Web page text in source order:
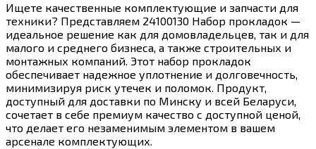
Ищете качественные комплектующие и запчасти для
техники? Представляем 24100130 Набор прокладок —
идеальное решение как для домовладельцев, так и для
малого и среднего бизнеса, а также строительных и
монтажных компаний. Этот набор прокладок
обеспечивает надежное уплотнение и долговечность,
минимизируя риск утечек и поломок. Продукт,
доступный для доставки по Минску и всей Беларуси,
сочетает в себе премиум качество с доступной ценой,
что делает его незаменимым элементом в вашем
арсенале комплектующих.